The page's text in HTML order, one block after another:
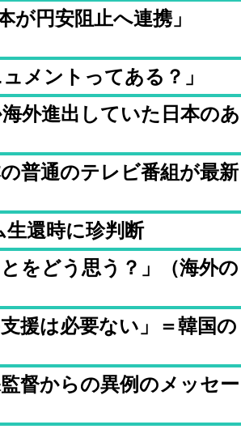
円安阻止へ連携」
メントってある？」
外進出していた日本のあ
普通のテレビ番組が最新
生還時に珍判断
をどう思う？」（海外の
援は必要ない」＝韓国の
督からの異例のメッセー